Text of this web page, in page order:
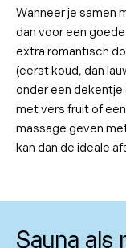
Wanneer je samen
dan voor een
extra romantisch
(eerst koud, dan
onder een
met vers fruit of
massage geven
kan dan de ideale
Sauna als